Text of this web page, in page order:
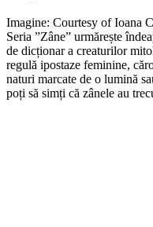
Imagine: Courtesy of Ioana
Seria ”Zâne” urmărește
de dicționar a creaturilor
regulă ipostaze feminine,
naturi marcate de o lumină
poți să simți că zânele au